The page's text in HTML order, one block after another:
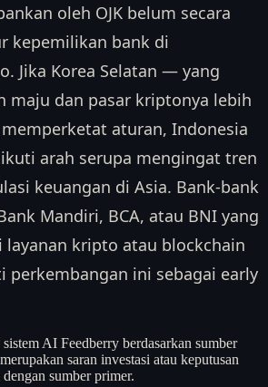
oleh OJK belum secara
kepemilikan bank di
Jika Korea Selatan — yang
maju dan pasar kriptonya lebih
aturan, Indonesia
arah serupa mengingat tren
keuangan di Asia. Bank-bank
Mandiri, BCA, atau BNI yang
kripto atau blockchain
perkembangan ini sebagai early
AI Feedberry berdasarkan sumber
saran investasi atau keputusan
sumber primer.